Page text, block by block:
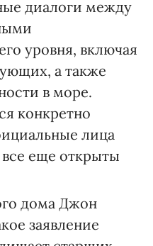
диалоги между
уровня, включая
а также
в море.
конкретно
лица
еще открыты
дома Джон
заявление